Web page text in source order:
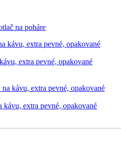
na poháre
extra pevné, opakované
kávu, extra pevné, opakované